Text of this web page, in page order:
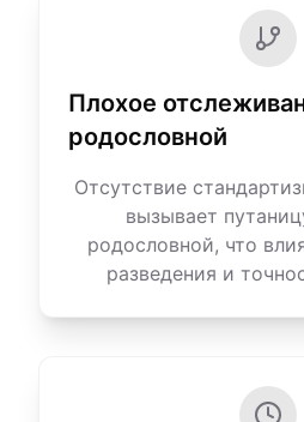
Плохое
родословной
Отсутствие
вызывает
родословной, что
разведения и